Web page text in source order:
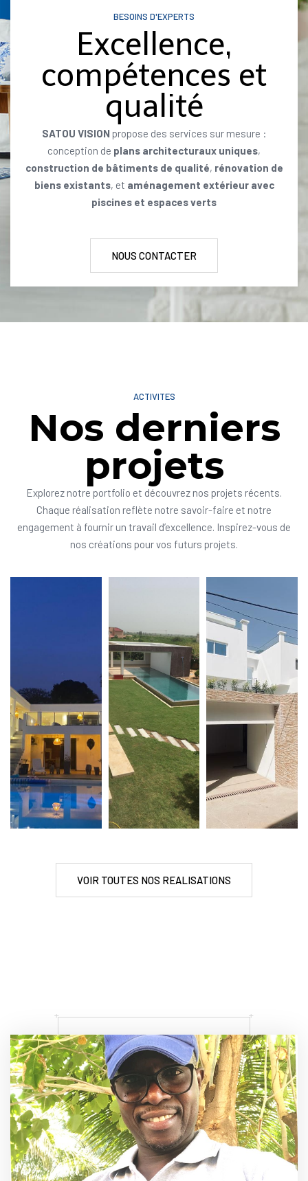
BESOINS D'EXPERTS
Excellence,
compétences et
qualité
SATOU VISION propose des services sur mesure :
conception de plans architecturaux uniques,
construction de bâtiments de qualité, rénovation de
biens existants, et aménagement extérieur avec
piscines et espaces verts
NOUS CONTACTER
ACTIVITES
Nos derniers
projets
Explorez notre portfolio et découvrez nos projets récents.
Chaque réalisation reflète notre savoir-faire et notre
engagement à fournir un travail d’excellence. Inspirez-vous de
nos créations pour vos futurs projets.
VOIR TOUTES NOS REALISATIONS